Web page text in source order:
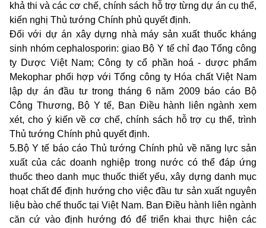
khả thi và các cơ chế, chính sách hỗ trợ từng dự án cụ thể,
kiến nghị Thủ tướng Chính phủ quyết định.
Đối với dự án xây dựng nhà máy sản xuất thuốc kháng
sinh nhóm cephalosporin: giao Bộ Y tế chỉ đạo Tổng công
ty Dược Việt Nam; Công ty cổ phần hoá - dược phẩm
Mekophar phối hợp với Tổng công ty Hóa chất Việt Nam
lập dự án đầu tư trong tháng 6 năm 2009 báo cáo Bộ
Công Thương, Bộ Y tế, Ban Điều hành liên ngành xem
xét, cho ý kiến về cơ chế, chính sách hỗ trợ cụ thể, trình
Thủ tướng Chính phủ quyết định.
5.Bộ Y tế báo cáo Thủ tướng Chính phủ về năng lực sản
xuất của các doanh nghiệp trong nước có thể đáp ứng
thuốc theo danh mục thuốc thiết yếu, xây dựng danh mục
hoạt chất để định hướng cho việc đầu tư sản xuất nguyên
liệu bào chế thuốc tại Việt Nam. Ban Điều hành liên ngành
căn cứ vào định hướng đó để triển khai thực hiện các